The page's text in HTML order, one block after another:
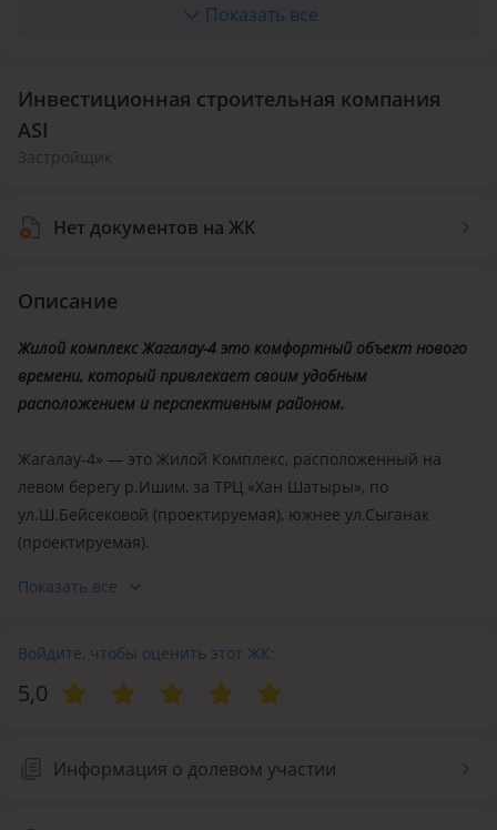
Показать все
Инвестиционная строительная компания
ASI
Застройщик
Нет документов на ЖК
Описание
Жилой комплекс Жагалау-4 это комфортный объект нового
времени, который привлекает своим удобным
расположением и перспективным районом.
Жагалау-4» — это Жилой Комплекс, расположенный на
левом берегу р.Ишим, за ТРЦ «Хан Шатыры», по
ул.Ш.Бейсековой (проектируемая), южнее ул.Сыганак
(проектируемая).
Данный район привлекателен свой близостью к торгово-
здравоохранения. Удобное расположение комплекса
позволяет жильцам легко управлять своим временем, так
как обладает удобной транспортной развязкой с выездом
часть города через мост, и имеет прямой выезд через
Показать все
Войдите, чтобы оценить этот ЖК:
5,0
Информация о долевом участии